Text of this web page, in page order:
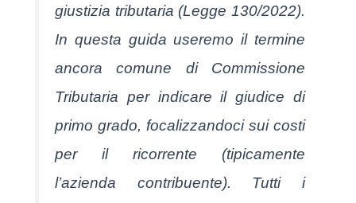
giustizia tributaria (Legge 130/2022).
In questa guida useremo il termine
ancora comune di Commissione
Tributaria per indicare il giudice di
primo grado, focalizzandoci sui costi
per il ricorrente (tipicamente
l’azienda contribuente). Tutti i